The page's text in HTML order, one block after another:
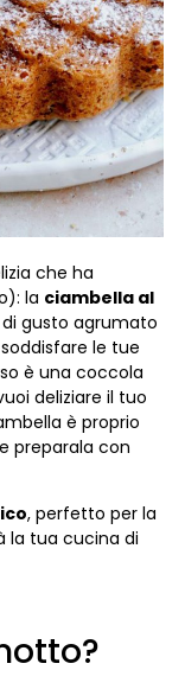
che ha
la ciambella al
di gusto agrumato
le tue
è una coccola
deliziare il tuo
è proprio
preparala con
, perfetto per la
la tua cucina di